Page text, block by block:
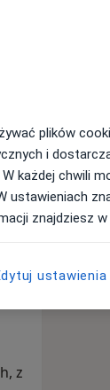
z
plików
i
każdej chwili
ustawieniach
znajdziesz w
ustawienia